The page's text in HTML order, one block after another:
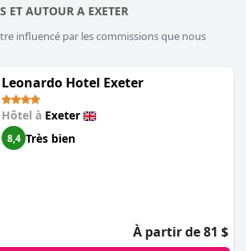
ET AUTOUR A EXETER
influencé par les commissions que nous
Leonardo Hotel Exeter
Hôtel à Exeter
8,4 Très bien
À partir de 81 $